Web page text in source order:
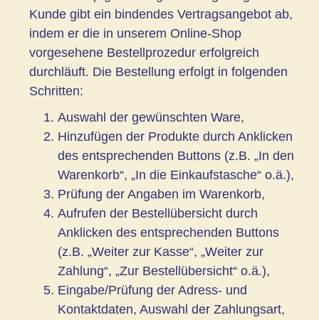
Kunde gibt ein bindendes Vertragsangebot ab,
indem er die in unserem Online-Shop
vorgesehene Bestellprozedur erfolgreich
durchläuft. Die Bestellung erfolgt in folgenden
Schritten:
Auswahl der gewünschten Ware,
Hinzufügen der Produkte durch Anklicken
des entsprechenden Buttons (z.B. „In den
Warenkorb“, „In die Einkaufstasche“ o.ä.),
Prüfung der Angaben im Warenkorb,
Aufrufen der Bestellübersicht durch
Anklicken des entsprechenden Buttons
(z.B. „Weiter zur Kasse“, „Weiter zur
Zahlung“, „Zur Bestellübersicht“ o.ä.),
Eingabe/Prüfung der Adress- und
Kontaktdaten, Auswahl der Zahlungsart,